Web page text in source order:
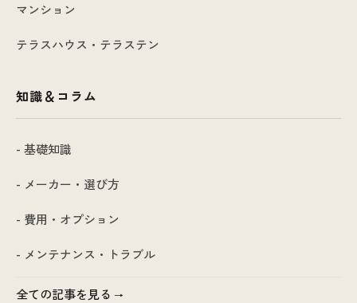
マンション
テラスハウス・テラステン
知識＆コラム
- 基礎知識
- メーカー・選び方
- 費用・オプション
- メンテナンス・トラブル
全ての記事を見る